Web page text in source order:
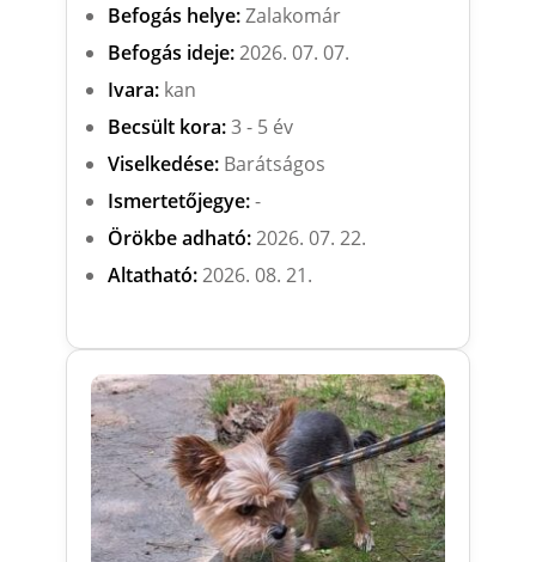
Befogás helye:Zalakomár
Befogás ideje:2026. 07. 07.
Ivara:kan
Becsült kora:3 - 5 év
Viselkedése:Barátságos
Ismertetőjegye:-
Örökbe adható:2026. 07. 22.
Altatható:2026. 08. 21.